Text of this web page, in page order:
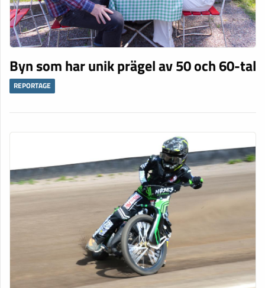
Byn som har unik prägel av 50 och 60-tal
REPORTAGE